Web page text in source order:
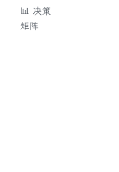
📊 决策
矩阵